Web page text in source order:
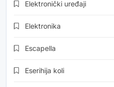
Elektronički uređaji
Elektronika
Escapella
Eserihija koli